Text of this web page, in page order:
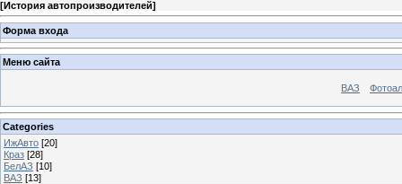
[История автопроизводителей]
Форма входа
Меню сайта
ВАЗ
Categories
ИжАвто [20]
Краз [28]
БелАЗ [10]
ВАЗ [13]